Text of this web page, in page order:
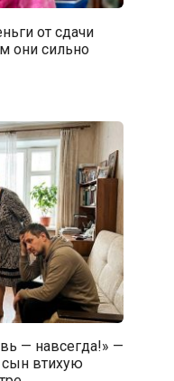
от сдачи
они сильно
— навсегда!» —
сын втихую